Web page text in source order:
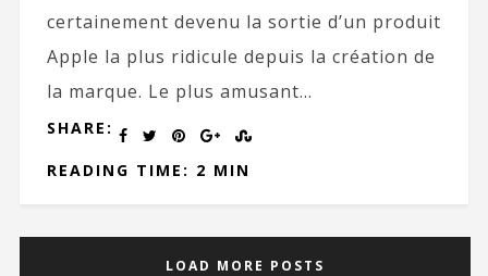
certainement devenu la sortie d’un produit
Apple la plus ridicule depuis la création de
la marque. Le plus amusant...
SHARE:
READING TIME: 2 MIN
LOAD MORE POSTS